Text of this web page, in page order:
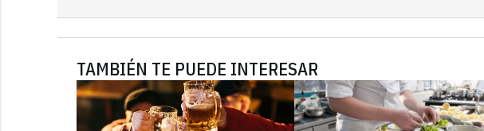
TAMBIÉN TE PUEDE INTERESAR